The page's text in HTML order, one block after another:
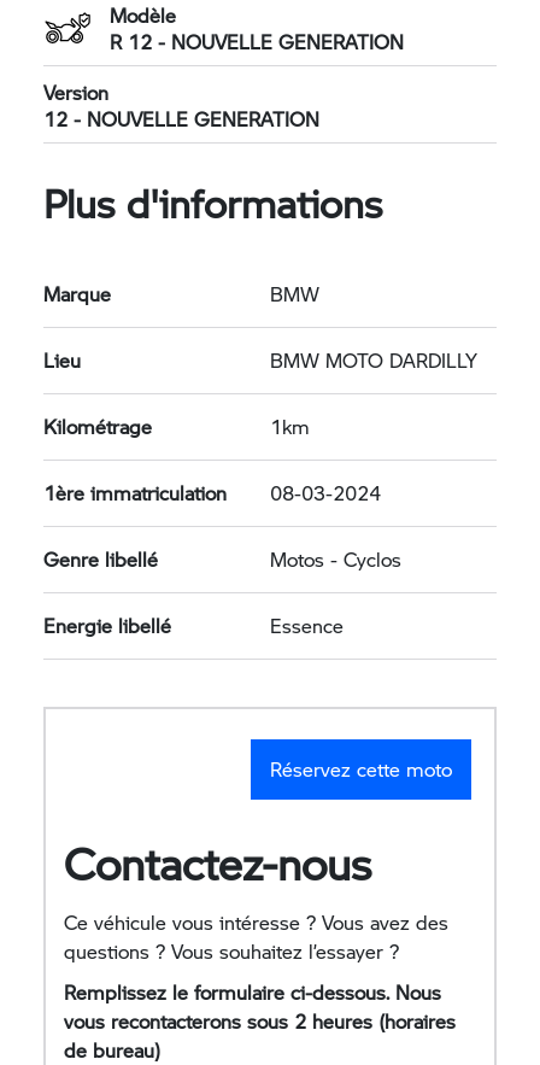
Modèle
R 12 - NOUVELLE GENERATION
Version
12 - NOUVELLE GENERATION
Plus d'informations
Marque BMW
Lieu BMW MOTO DARDILLY
Kilométrage 1km
1ère immatriculation 08-03-2024
Genre libellé Motos - Cyclos
Energie libellé Essence
Réservez cette moto
Contactez-nous
Ce véhicule vous intéresse ? Vous avez des
questions ? Vous souhaitez l’essayer ?
Remplissez le formulaire ci-dessous. Nous
vous recontacterons sous 2 heures (horaires
de bureau)